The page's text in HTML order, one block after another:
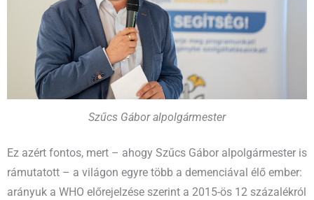
Szűcs Gábor alpolgármester
Ez azért fontos, mert – ahogy Szűcs Gábor alpolgármester is
rámutatott – a világon egyre több a demenciával élő ember:
arányuk a WHO előrejelzése szerint a 2015-ös 12 százalékról